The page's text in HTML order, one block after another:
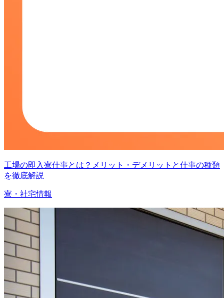
工場の即入寮仕事とは？メリット・デメリットと仕事の種類
を徹底解説
寮・社宅情報